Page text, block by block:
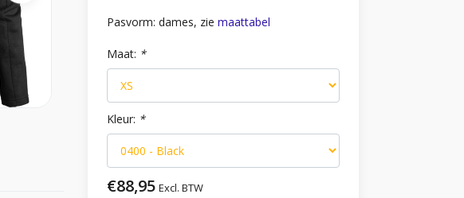
Pasvorm: dames, zie maattabel
Maat: *
Kleur: *
€88,95 Excl. BTW